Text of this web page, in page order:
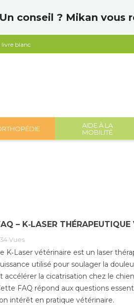
conseil ? Mikan vous
livre blanc
AIDE À LA
MOBILITÉ
– K‑LASER THÉRAPEUTIQUE
Vues
K‑Laser vétérinaire est un laser
utilisé pour soulager la
accélérer la cicatrisation chez le
FAQ répond aux questions
intérêt en pratique vétérinaire.